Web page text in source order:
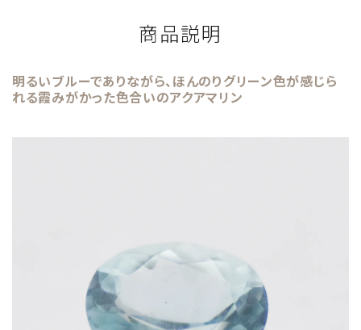
商品説明
明るいブルーでありながら、ほんのりグリーン色が感じら
れる霞みがかった色合いのアクアマリン